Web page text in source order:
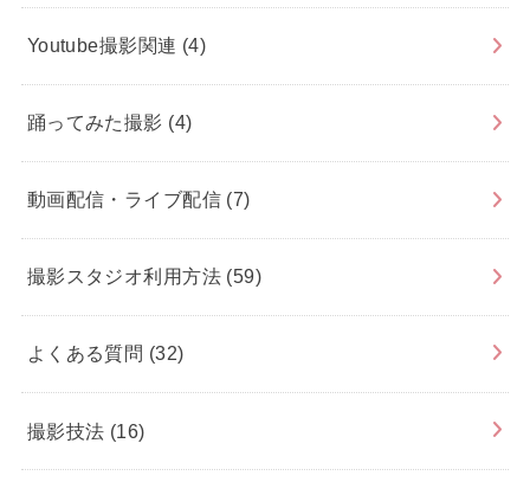
Youtube撮影関連 (4)
踊ってみた撮影 (4)
動画配信・ライブ配信 (7)
撮影スタジオ利用方法 (59)
よくある質問 (32)
撮影技法 (16)